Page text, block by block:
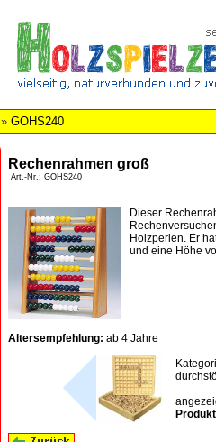
» GOHS240
Rechenrahmen groß
Art.-Nr.: GOHS240
Dieser
Holzperlen. Er
und eine Höhe
Altersempfehlung: ab 4 Jahre